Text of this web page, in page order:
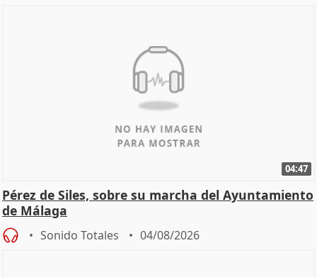
04:47
Pérez de Siles, sobre su marcha del Ayuntamiento
de Málaga
Sonido Totales 04/08/2026